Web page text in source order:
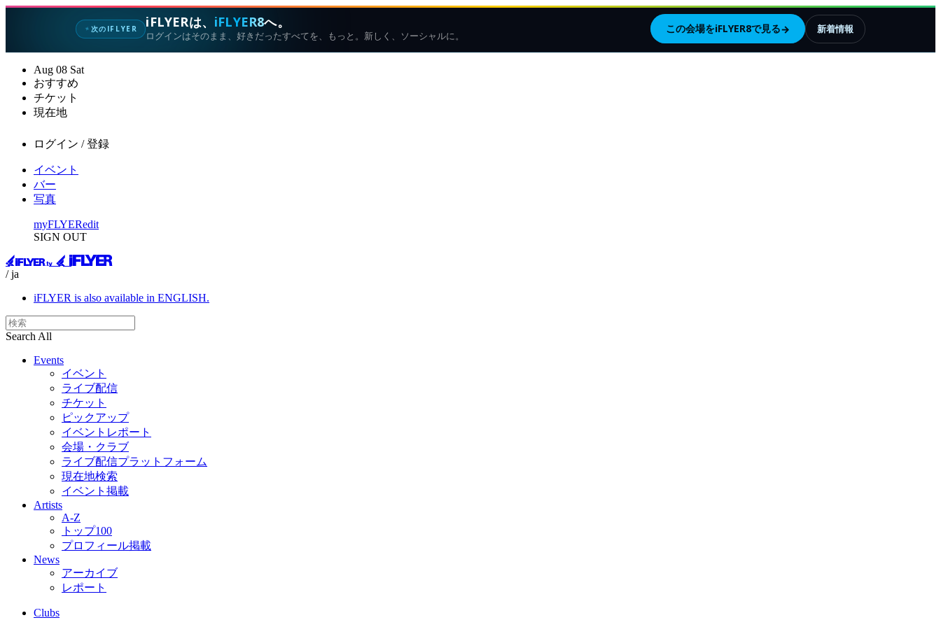
✦次のIFLYER iFLYERは、 iFLYER8へ。
ログインはそのまま、好きだったすべてを、もっと。新しく、ソーシャルに。
この会場をiFLYER8で見る→ 新着情報
Aug 08 Sat
おすすめ
チケット
現在地
ログイン / 登録
イベント
バー
写真
myFLYERedit
SIGN OUT
/ ja
iFLYER is also available in ENGLISH.
Search All
Events
イベント
ライブ配信
チケット
ピックアップ
イベントレポート
会場・クラブ
ライブ配信プラットフォーム
現在地検索
イベント掲載
Artists
A-Z
トップ100
プロフィール掲載
News
アーカイブ
レポート
Clubs